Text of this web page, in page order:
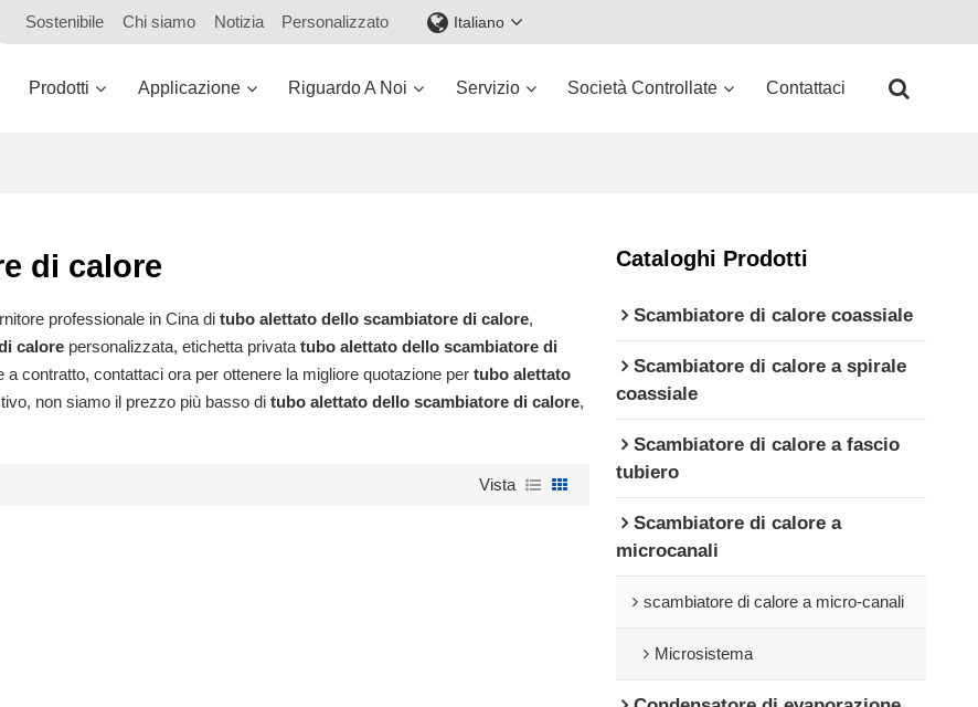
Sostenibile Chi siamo Notizia Personalizzato Italiano
Prodotti Applicazione Riguardo A Noi Servizio Società Controllate Contattaci
di calore
professionale in Cina di tubo alettato dello scambiatore di calore,
calorepersonalizzata, etichetta privata tubo alettato dello scambiatore di
a contratto, contattaci ora per ottenere la migliore quotazione per tubo alettato
non siamo il prezzo più basso di tubo alettato dello scambiatore di calore,
Vista
Cataloghi Prodotti
Scambiatore di calore coassiale
Scambiatore di calore a spirale
coassiale
Scambiatore di calore a fascio
tubiero
Scambiatore di calore a
microcanali
scambiatore di calore a micro-canali
Microsistema